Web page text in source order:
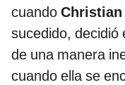
cuando Christian
sucedido, decidió
de una manera
cuando ella se